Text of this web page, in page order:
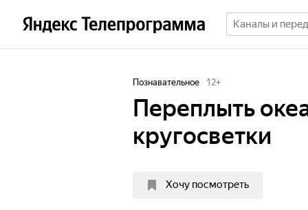
Познавательное 12+
Переплыть
кругосветки
Хочу посмотреть